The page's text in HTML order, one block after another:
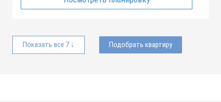
Показать все 7 ↓ Подобрать квартиру